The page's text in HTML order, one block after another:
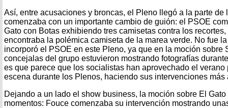
Así, entre acusaciones y broncas, el Pleno llegó a la parte de
comenzaba con un importante cambio de guión: el PSOE
Gato con Botas exhibiendo tres camisetas contra los
encontraba la polémica camiseta de la marea verde. No fue
incorporó el PSOE en este Pleno, ya que en la moción sobre
concejalas del grupo estuvieron mostrando fotografías
es que parece que los socialistas han aprovechado el verano
escena durante los Plenos, haciendo sus intervenciones
Dejando a un lado el show business, la moción sobre El
momentos: Fouce comenzaba su intervención mostrando